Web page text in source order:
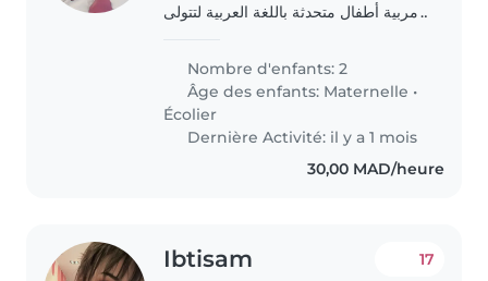
مربية أطفال متحدثة باللغة العربية لتتولى
الاسئلة والأخر في سن المدرسة
الابتدائية..
Nombre d'enfants: 2
Âge des enfants: Maternelle •
Écolier
Dernière Activité: il y a 1 mois
30,00 MAD/heure
Ibtisam 17